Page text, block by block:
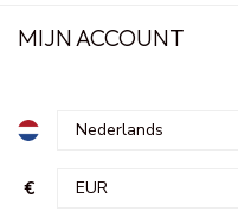
MIJN ACCOUNT
€